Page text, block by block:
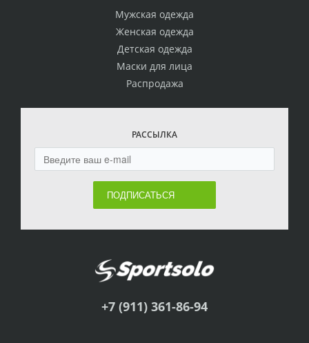
Мужская одежда
Женская одежда
Детская одежда
Маски для лица
Распродажа
РАССЫЛКА
ПОДПИСАТЬСЯ
+7 (911) 361-86-94